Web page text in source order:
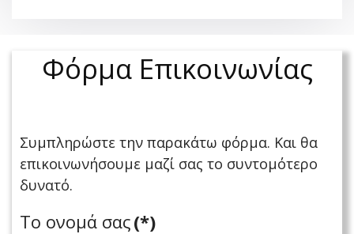
Φόρμα Επικοινωνίας
Συμπληρώστε την παρακάτω φόρμα. Και θα
επικοινωνήσουμε μαζί σας το συντομότερο
δυνατό.
Το ονομά σας(*)